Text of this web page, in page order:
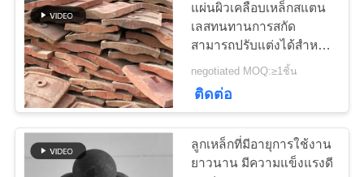
ข่าว
ขอ
ใบ
เตาเผาแบบหมุน
ซีเมนต์
แผ่นผิวเคลือบเหล็กสแตน
เลสทนทานการสกัด
สามารถปรับแต่งได้สําหรับ
เครื่องบดและโรงงานบอล
negotiated MOQ:≥1ชิ้น
ติดต่อ
ลูกเหล็กที่มีอายุการใช้งาน
ยาวนาน มีความแข็งแรงดี